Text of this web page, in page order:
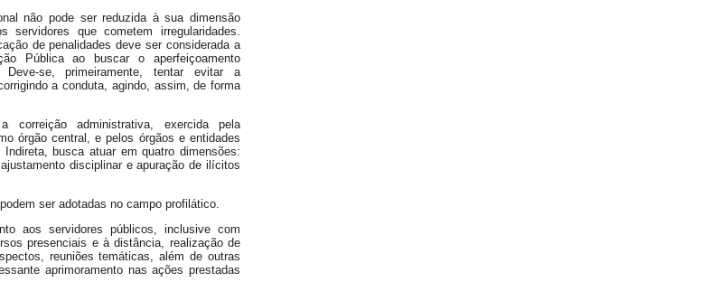
não pode ser reduzida à sua dimensão
que cometem irregularidades.
de penalidades deve ser considerada a
Pública ao buscar o aperfeiçoamento
se, primeiramente, tentar evitar a
a conduta, agindo, assim, de forma
administrativa, exercida pela
órgão central, e pelos órgãos e entidades
busca atuar em quatro dimensões:
disciplinar e apuração de ilícitos
ser adotadas no campo profilático.
aos servidores públicos, inclusive com
presenciais e à distância, realização de
reuniões temáticas, além de outras
aprimoramento nas ações prestadas